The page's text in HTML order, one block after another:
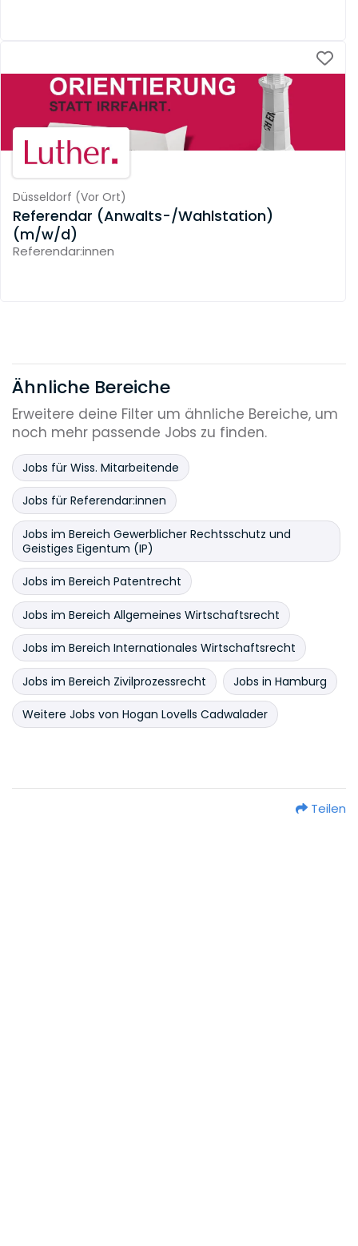
Düsseldorf (Vor Ort)
Referendar (Anwalts-/Wahlstation)
(m/w/d)
Referendar:innen
Ähnliche Bereiche
Erweitere deine Filter um ähnliche Bereiche, um
noch mehr passende Jobs zu finden.
Jobs für Wiss. Mitarbeitende
Jobs für Referendar:innen
Jobs im Bereich Gewerblicher Rechtsschutz und
Geistiges Eigentum (IP)
Jobs im Bereich Patentrecht
Jobs im Bereich Allgemeines Wirtschaftsrecht
Jobs im Bereich Internationales Wirtschaftsrecht
Jobs im Bereich Zivilprozessrecht Jobs in Hamburg
Weitere Jobs von Hogan Lovells Cadwalader
Teilen